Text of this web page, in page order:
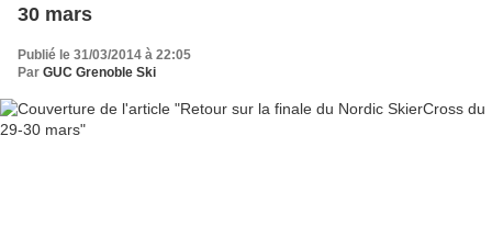
30 mars
Publié le 31/03/2014 à 22:05
Par GUC Grenoble Ski